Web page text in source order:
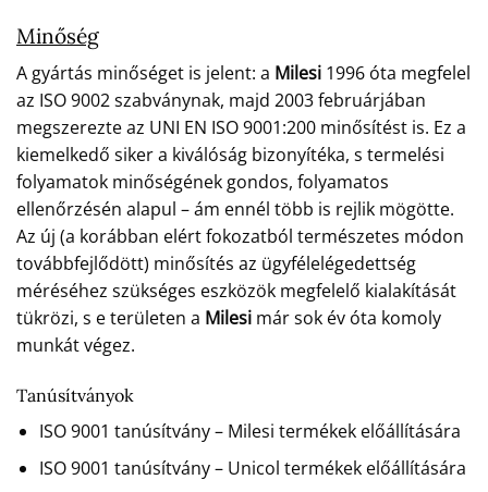
Minőség
A gyártás minőséget is jelent: a Milesi 1996 óta megfelel
az ISO 9002 szabványnak, majd 2003 februárjában
megszerezte az UNI EN ISO 9001:200 minősítést is. Ez a
kiemelkedő siker a kiválóság bizonyítéka, s termelési
folyamatok minőségének gondos, folyamatos
ellenőrzésén alapul – ám ennél több is rejlik mögötte.
Az új (a korábban elért fokozatból természetes módon
továbbfejlődött) minősítés az ügyfélelégedettség
méréséhez szükséges eszközök megfelelő kialakítását
tükrözi, s e területen a Milesi már sok év óta komoly
munkát végez.
Tanúsítványok
ISO 9001 tanúsítvány – Milesi termékek előállítására
ISO 9001 tanúsítvány – Unicol termékek előállítására